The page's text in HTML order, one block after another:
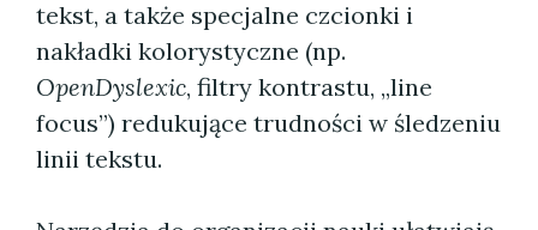
tekst, a także specjalne czcionki i
nakładki kolorystyczne (np.
OpenDyslexic, filtry kontrastu, „line
focus”) redukujące trudności w śledzeniu
linii tekstu.